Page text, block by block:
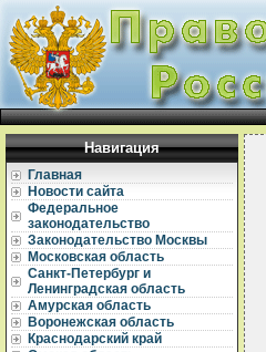
Навигация
Главная
Новости сайта
Федеральное
законодательство
Законодательство Москвы
Московская область
Санкт-Петербург и
Ленинградская область
Амурская область
Воронежская область
Краснодарский край